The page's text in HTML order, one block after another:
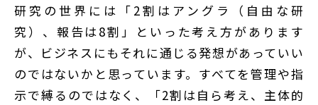
研究の世界には「2割はアングラ（自由な研
究）、報告は8割」といった考え方があります
が、ビジネスにもそれに通じる発想があっていい
のではないかと思っています。すべてを管理や指
示で縛るのではなく、「2割は自ら考え、主体的